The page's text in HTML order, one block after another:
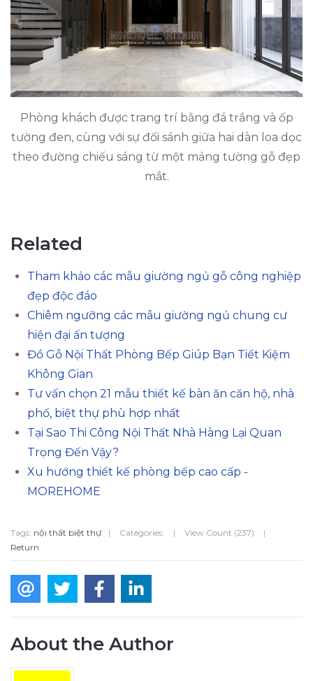
Phòng khách được trang trí bằng đá trắng và ốp
tường đen, cùng với sự đối sánh giữa hai dàn loa dọc
theo đường chiếu sáng từ một mảng tường gỗ đẹp
mắt.
Related
Tham khảo các mẫu giường ngủ gỗ công nghiệp
đẹp độc đáo
Chiêm ngưỡng các mẫu giường ngủ chung cư
hiện đại ấn tượng
Đồ Gỗ Nội Thất Phòng Bếp Giúp Bạn Tiết Kiệm
Không Gian
Tư vấn chọn 21 mẫu thiết kế bàn ăn căn hộ, nhà
phố, biệt thự phù hợp nhất
Tại Sao Thi Công Nội Thất Nhà Hàng Lại Quan
Trọng Đến Vậy?
Xu hướng thiết kế phòng bếp cao cấp -
MOREHOME
Tags: nội thất biệt thự | Categories: | View Count (237)
|
Return
About the Author